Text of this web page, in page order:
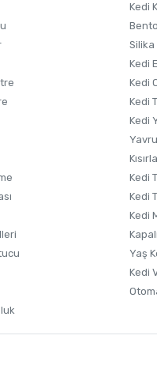
diğer sitelerden daha pahalı.
benzer farklı alternatifler olmalı.
Kedi
Silika
Kedi
Kedi
Kedi
Kedi
Kedi
Kedi
Kedi
Yaş
Kedi